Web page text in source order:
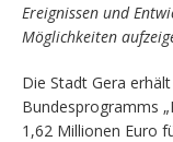
Ereignissen und
Möglichkeiten
Die Stadt Gera
Bundesprogramms
1,62 Millionen Euro